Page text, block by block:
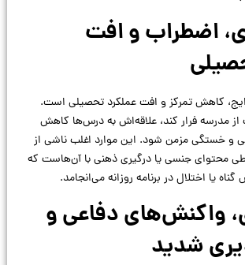
اضطراب و افت
کاهش تمرکز و افت عملکرد تحصیلی است.
مدرسه فرار کند، علاقه‌اش به درس‌ها کاهش
و خستگی مزمن شود. این موارد اغلب ناشی از
محتوای جنسی یا درگیری ذهنی با آن‌هاست که
یا اختلال در برنامه روزانه می‌انجامد.
واکنش‌های دفاعی و
شدید